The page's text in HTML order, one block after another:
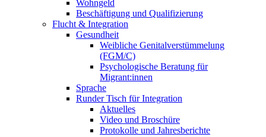
Wohngeld
Beschäftigung und Qualifizierung
Flucht & Integration
Gesundheit
Weibliche Genitalverstümmelung
(FGM/C)
Psychologische Beratung für
Migrant:innen
Sprache
Runder Tisch für Integration
Aktuelles
Video und Broschüre
Protokolle und Jahresberichte